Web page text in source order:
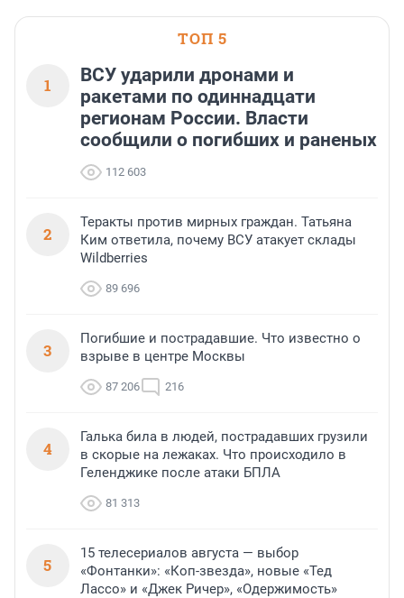
ТОП 5
1
ВСУ ударили дронами и
ракетами по одиннадцати
регионам России. Власти
сообщили о погибших и раненых
112 603
2
Теракты против мирных граждан. Татьяна
Ким ответила, почему ВСУ атакует склады
Wildberries
89 696
3
Погибшие и пострадавшие. Что известно о
взрыве в центре Москвы
87 206 216
4
Галька била в людей, пострадавших грузили
в скорые на лежаках. Что происходило в
Геленджике после атаки БПЛА
81 313
5
15 телесериалов августа — выбор
«Фонтанки»: «Коп-звезда», новые «Тед
Лассо» и «Джек Ричер», «Одержимость»